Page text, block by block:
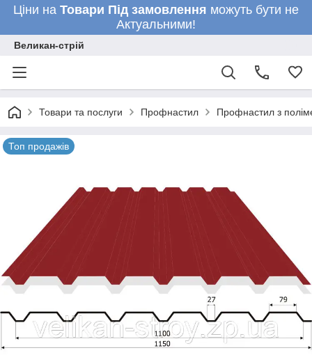
Ціни на Товари Під замовлення можуть бути не
Актуальними!
Великан-стрій
Товари та послуги Профнастил Профнастил з
Топ продажів